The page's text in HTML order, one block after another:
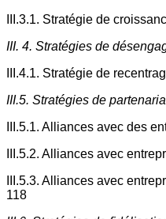
III.3.1. Stratégie de
III. 4. Stratégies de
III.4.1. Stratégie de
III.5. Stratégies de
III.5.1. Alliances avec des
III.5.2. Alliances avec
III.5.3. Alliances avec
118